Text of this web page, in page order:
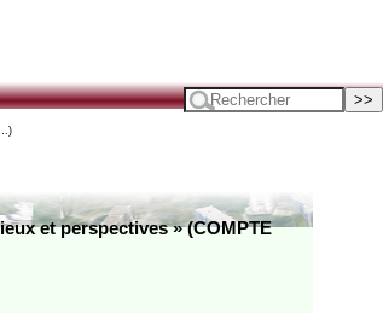
et perspectives » (COMPTE